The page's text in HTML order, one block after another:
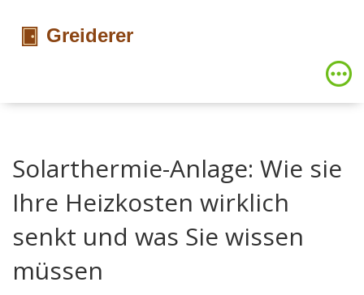
Solarthermie-Anlage: Wie sie
Ihre Heizkosten wirklich
senkt und was Sie wissen
müssen